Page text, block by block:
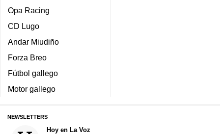
Opa Racing
CD Lugo
Andar Miudiño
Forza Breo
Fútbol gallego
Motor gallego
NEWSLETTERS
Hoy en La Voz